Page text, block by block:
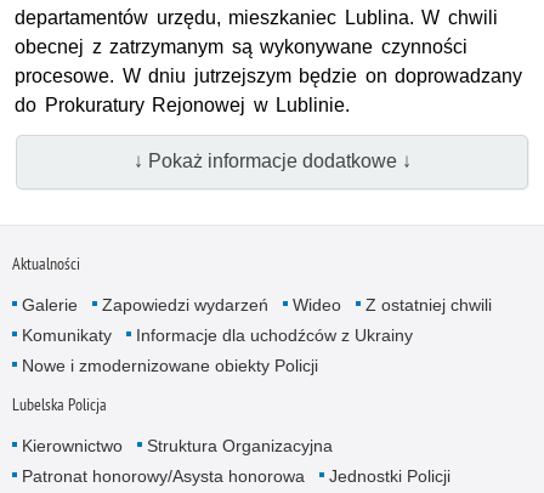
departamentów urzędu, mieszkaniec Lublina. W chwili
obecnej z zatrzymanym są wykonywane czynności
procesowe. W dniu jutrzejszym będzie on doprowadzany
do Prokuratury Rejonowej w Lublinie.
↓ Pokaż informacje dodatkowe ↓
Aktualności
Galerie Zapowiedzi wydarzeń Wideo
Z ostatniej chwili
Komunikaty
Informacje dla uchodźców z Ukrainy
Nowe i zmodernizowane obiekty Policji
Lubelska Policja
Kierownictwo
Struktura Organizacyjna
Patronat honorowy/Asysta honorowa
Jednostki Policji